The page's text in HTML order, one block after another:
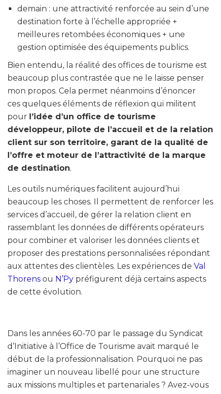
demain : une attractivité renforcée au sein d’une
destination forte à l’échelle appropriée +
meilleures retombées économiques + une
gestion optimisée des équipements publics.
Bien entendu, la réalité des offices de tourisme est
beaucoup plus contrastée que ne le laisse penser
mon propos. Cela permet néanmoins d’énoncer
ces quelques éléments de réflexion qui militent
pour l’idée d’un office de tourisme
développeur, pilote de l’accueil et de la relation
client sur son territoire, garant de la qualité de
l’offre et moteur de l’attractivité de la marque
de destination.
Les outils numériques facilitent aujourd’hui
beaucoup les choses. Il permettent de renforcer les
services d’accueil, de gérer la relation client en
rassemblant les données de différents opérateurs
pour combiner et valoriser les données clients et
proposer des prestations personnalisées répondant
aux attentes des clientèles. Les expériences de Val
Thorens ou N’Py préfigurent déjà certains aspects
de cette évolution.
Dans les années 60-70 par le passage du Syndicat
d’Initiative à l’Office de Tourisme avait marqué le
début de la professionnalisation. Pourquoi ne pas
imaginer un nouveau libellé pour une structure
aux missions multiples et partenariales ? Avez-vous